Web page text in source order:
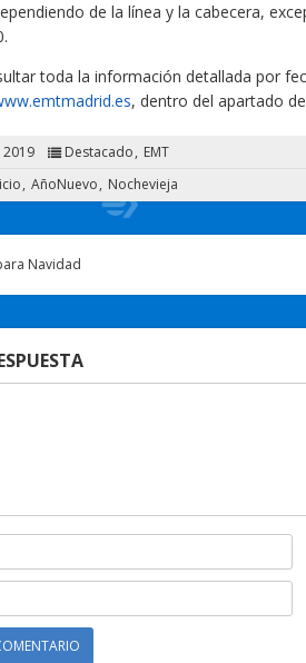
de la línea y la cabecera,
toda la información detallada por
, dentro del apartado
Destacado EMT
AñoNuevo Nochevieja
Navidad